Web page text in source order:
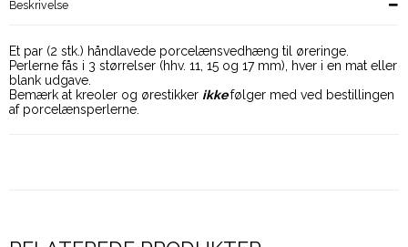
Beskrivelse
Et par (2 stk.) håndlavede porcelænsvedhæng til øreringe.
Perlerne fås i 3 størrelser (hhv. 11, 15 og 17 mm), hver i en mat eller
blank udgave.
Bemærk at kreoler og ørestikker ikkefølger med ved bestillingen
af porcelænsperlerne.